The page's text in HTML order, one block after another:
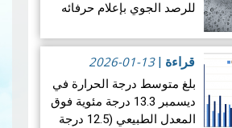
للرصد الجوي بإعلام حرفائه
شهادة في الحالة الجوية
القصوى (CERTIFICAT
D’INTEMPÉRIE)، قصد
الاستظهار بها لدى شركات
ال…
قراءة المزيد
قراءة |
2026-01-13
بلغ متوسط ​​درجة الحرارة في
ديسمبر 13.3 درجة مئوية فوق
المعدل الطبيعي (12.5 درجة